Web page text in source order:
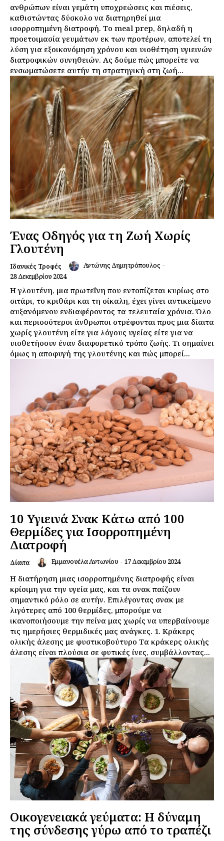
ανθρώπων είναι γεμάτη υποχρεώσεις και πιέσεις,
καθιστώντας δύσκολο να διατηρηθεί μια
ισορροπημένη διατροφή. Το meal prep, δηλαδή η
προετοιμασία γευμάτων εκ των προτέρων, αποτελεί τη
λύση για εξοικονόμηση χρόνου και υιοθέτηση υγιεινών
διατροφικών συνηθειών. Ας δούμε πώς μπορείτε να
ενσωματώσετε αυτήν τη στρατηγική στη ζωή...
Ένας Οδηγός για τη Ζωή Χωρίς
Γλουτένη
Ιδανικές Τροφές Αντώνης Δημητρόπουλος -
28 Δεκεμβρίου 2024
Η γλουτένη, μια πρωτεΐνη που εντοπίζεται κυρίως στο
σιτάρι, το κριθάρι και τη σίκαλη, έχει γίνει αντικείμενο
αυξανόμενου ενδιαφέροντος τα τελευταία χρόνια. Όλο
και περισσότεροι άνθρωποι στρέφονται προς μια δίαιτα
χωρίς γλουτένη είτε για λόγους υγείας είτε για να
υιοθετήσουν έναν διαφορετικό τρόπο ζωής. Τι σημαίνει
όμως η αποφυγή της γλουτένης και πώς μπορεί...
10 Υγιεινά Σνακ Κάτω από 100
Θερμίδες για Ισορροπημένη
Διατροφή
Δίαιτα Εμμανουέλα Αντωνίου - 17 Δεκεμβρίου 2024
Η διατήρηση μιας ισορροπημένης διατροφής είναι
κρίσιμη για την υγεία μας, και τα σνακ παίζουν
σημαντικό ρόλο σε αυτήν. Επιλέγοντας σνακ με
λιγότερες από 100 θερμίδες, μπορούμε να
ικανοποιήσουμε την πείνα μας χωρίς να υπερβαίνουμε
τις ημερήσιες θερμιδικές μας ανάγκες. 1. Κράκερς
ολικής άλεσης με φυστικοβούτυρο Τα κράκερς ολικής
άλεσης είναι πλούσια σε φυτικές ίνες, συμβάλλοντας...
Οικογενειακά γεύματα: Η δύναμη
της σύνδεσης γύρω από το τραπέζι